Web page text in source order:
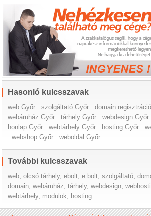
Hasonló kulcsszavak
web Győr szolgáltató Győr domain
webáruház Győr
tárhely Győr webdesign Győr
honlap Győr
webtárhely Győr hosting Győr
webshop Győr
weboldal Győr
További kulcsszavak
web ,olcsó tárhely,ebolt ,e bolt ,szolgáltató ,
domain ,webáruház ,tárhely,webdesign ,
webtárhely, modulok hosting